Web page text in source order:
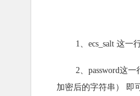
1、ecs_salt 这一
2、password这
加密后的字符串） 即